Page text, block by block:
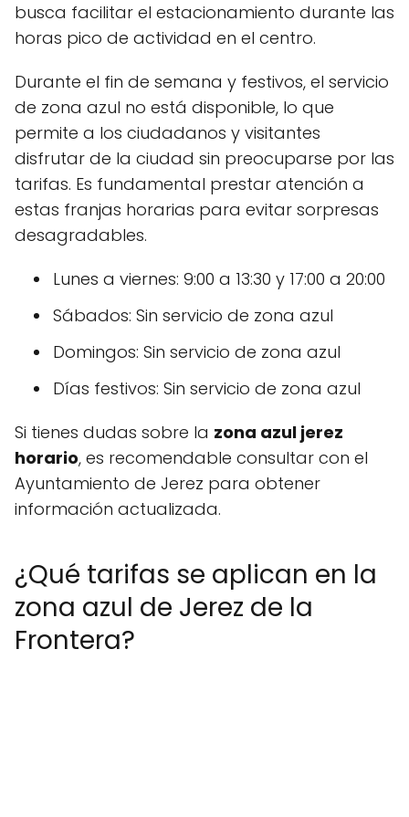
busca facilitar el estacionamiento durante las
horas pico de actividad en el centro.
Durante el fin de semana y festivos, el servicio
de zona azul no está disponible, lo que
permite a los ciudadanos y visitantes
disfrutar de la ciudad sin preocuparse por las
tarifas. Es fundamental prestar atención a
estas franjas horarias para evitar sorpresas
desagradables.
Lunes a viernes: 9:00 a 13:30 y 17:00 a 20:00
Sábados: Sin servicio de zona azul
Domingos: Sin servicio de zona azul
Días festivos: Sin servicio de zona azul
Si tienes dudas sobre la zona azul jerez
horario, es recomendable consultar con el
Ayuntamiento de Jerez para obtener
información actualizada.
¿Qué tarifas se aplican en la
zona azul de Jerez de la
Frontera?